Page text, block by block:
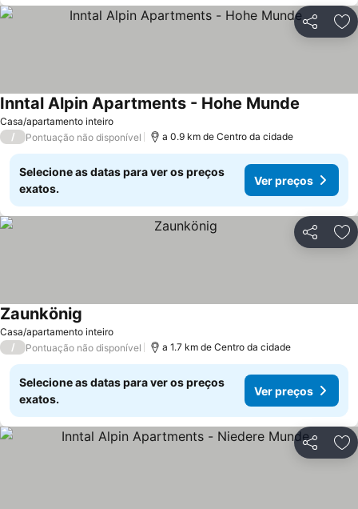
Partilhar
Casa/apartamento inteiro
Inntal Alpin Apartments - Hohe Munde
/ Pontuação não disponível a 0.9 km de Centro da cidade
Selecione as datas para ver os preços
exatos.
Ver preços
Partilhar
Casa/apartamento inteiro
Zaunkönig
/ Pontuação não disponível a 1.7 km de Centro da cidade
Selecione as datas para ver os preços
exatos.
Ver preços
Partilhar